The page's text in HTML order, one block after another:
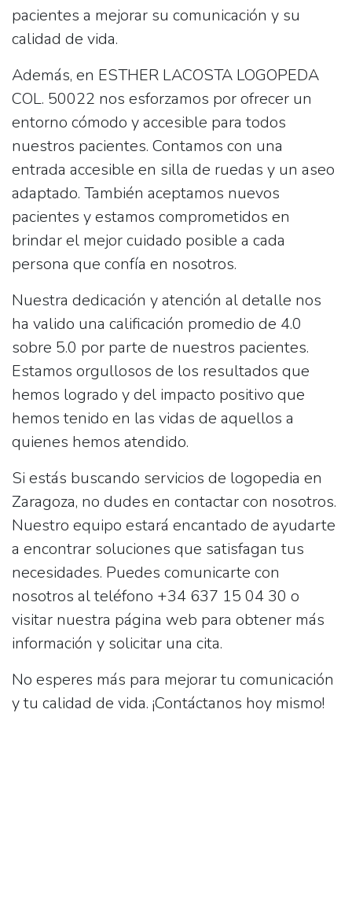
pacientes a mejorar su comunicación y su
calidad de vida.
Además, en ESTHER LACOSTA LOGOPEDA
COL. 50022 nos esforzamos por ofrecer un
entorno cómodo y accesible para todos
nuestros pacientes. Contamos con una
entrada accesible en silla de ruedas y un aseo
adaptado. También aceptamos nuevos
pacientes y estamos comprometidos en
brindar el mejor cuidado posible a cada
persona que confía en nosotros.
Nuestra dedicación y atención al detalle nos
ha valido una calificación promedio de 4.0
sobre 5.0 por parte de nuestros pacientes.
Estamos orgullosos de los resultados que
hemos logrado y del impacto positivo que
hemos tenido en las vidas de aquellos a
quienes hemos atendido.
Si estás buscando servicios de logopedia en
Zaragoza, no dudes en contactar con nosotros.
Nuestro equipo estará encantado de ayudarte
a encontrar soluciones que satisfagan tus
necesidades. Puedes comunicarte con
nosotros al teléfono +34 637 15 04 30 o
visitar nuestra página web para obtener más
información y solicitar una cita.
No esperes más para mejorar tu comunicación
y tu calidad de vida. ¡Contáctanos hoy mismo!